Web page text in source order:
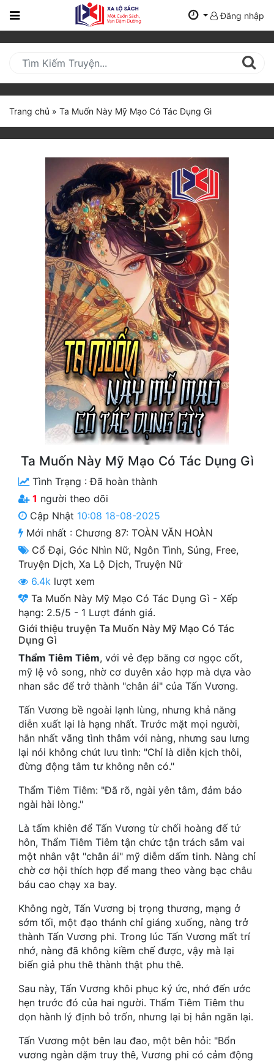
Trang
Mới
Cập
Nhật
(current)
Truyện Mới Ra
Hoàn Thành
Truyện Convert
Truyện Dịch
Truyện Nhập Môn
Cung Đấu
Cổ Tiên Hiệp
Cổ Đại
Du Hí
Dã Sử
Dị Giới
Dị Năng
Gia Đấu
Góc Nhìn Nam
Góc Nhìn Nữ
Huyền Huyễn
Huyền Ảo
Hài Hước
Hệ Thống
Học Đường
Khoa Huyễn Không Gian
Kinh Dị
Kỳ Huyễn
Kỳ Ảo
Linh Dị
Đăng nhập
Trang chủ » Ta Muốn Này Mỹ Mạo Có Tác Dụng Gì
Ta Muốn Này Mỹ Mạo Có Tác Dụng Gì
Tình Trạng :Đã hoàn thành
1 người theo dõi
Cập Nhật 10:08 18-08-2025
Mới nhất : Chương 87: TOÀN VĂN HOÀN
Cổ Đại, Góc Nhìn Nữ, Ngôn Tình, Sủng, Free,
Truyện Dịch, Xa Lộ Dịch, Truyện Nữ
6.4k lượt xem
Ta Muốn Này Mỹ Mạo Có Tác Dụng Gì - Xếp
hạng: 2.5/5 - 1 Lượt đánh giá.
Giới thiệu truyện Ta Muốn Này Mỹ Mạo Có Tác
Dụng Gì
Thẩm Tiêm Tiêm, với vẻ đẹp băng cơ ngọc cốt,
mỹ lệ vô song, nhờ cơ duyên xảo hợp mà dựa vào
nhan sắc để trở thành "chân ái" của Tấn Vương.
Tấn Vương bề ngoài lạnh lùng, nhưng khả năng
diễn xuất lại là hạng nhất. Trước mặt mọi người,
hắn nhất vãng tình thâm với nàng, nhưng sau lưng
lại nói không chút lưu tình: "Chỉ là diễn kịch thôi,
đừng động tâm tư không nên có."
Thẩm Tiêm Tiêm: "Đã rõ, ngài yên tâm, đảm bảo
ngài hài lòng."
Là tấm khiên để Tấn Vương từ chối hoàng đế tứ
hôn, Thẩm Tiêm Tiêm tận chức tận trách sắm vai
một nhân vật "chân ái" mỹ diễm dấm tinh. Nàng chỉ
chờ cơ hội thích hợp để mang theo vàng bạc châu
báu cao chạy xa bay.
Không ngờ, Tấn Vương bị trọng thương, mạng ở
sớm tối, một đạo thánh chỉ giáng xuống, nàng trở
thành Tấn Vương phi. Trong lúc Tấn Vương mất trí
nhớ, nàng đã không kiềm chế được, vậy mà lại
biến giả phu thê thành thật phu thê.
Sau này, Tấn Vương khôi phục ký ức, nhớ đến ước
hẹn trước đó của hai người. Thẩm Tiêm Tiêm thu
dọn hành lý định bỏ trốn, nhưng lại bị hắn ngăn lại.
Tấn Vương một bên lau đao, một bên hỏi: "Bổn
vương ngàn dặm truy thê, Vương phi có cảm động